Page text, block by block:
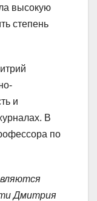
высокую
степень
и
В
по
Дмитрия